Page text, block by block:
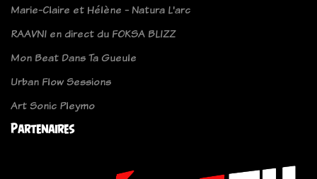
Marie-Claire et Hélène - Natura L'arc
RAAVNI en direct du FOKSA BLIZZ
Mon Beat Dans Ta Gueule
Urban Flow Sessions
Art Sonic Pleymo
Partenaires